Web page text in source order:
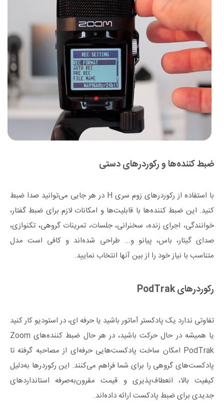
ضبط کننده‌ها و رکوردرهای دستی
با استفاده از رکوردرهای زوم سری H در هر جایی می‌توانید صدا ضبط
کنید. این ضبط کننده‌ها با قابلیت‌ها و امکانات لازم برای ضبط گفتار،
خوانندگی، اجرای زنده، سخنرانی، جلسات، تمرینات گروهی، تکنوازی،
صدای گیتار، باس، پیانو و... طراحی شده‌اند و کافی است مدل
متناسب با نیاز خود را از بین آنها انتخاب نمایید.
رکوردرهای PodTrak
تفاوتی ندارد یک پادکستر آماتور باشید یا حرفه ای، در استودیو کار کنید
یا همیشه در حال حرکت باشید، در هر حال ضبط کننده‌های Zoom
PodTrak امکان ساخت پادکست‌هایی حرفه‌ای از مصاحبه گرفته تا
پادکست‌های گروهی را برای شما فراهم می‌کنند. این رکوردرها به‌دلیل
کیفیت بالا، انعطاف‌پذیری و قیمت مقرون‌به‌صرفه استانداردهای
جدیدی برای ضبط پادکست ارائه داده‌اند.